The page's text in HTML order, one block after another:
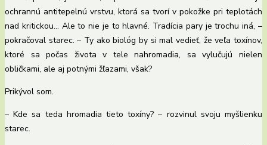
ochrannú antitepelnú vrstvu, ktorá sa tvorí v pokožke pri teplotách
nad kritickou… Ale to nie je to hlavné. Tradícia pary je trochu iná, –
pokračoval starec. – Ty ako biológ by si mal vedieť, že veľa toxínov,
ktoré sa počas života v tele nahromadia, sa vylučujú nielen
obličkami, ale aj potnými žľazami, však?
Prikývol som.
– Kde sa teda hromadia tieto toxíny? – rozvinul svoju myšlienku
starec.